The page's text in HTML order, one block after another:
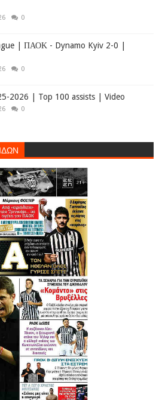
0
| ΠΑΟΚ - Dynamo Kyiv 2-0 |
0
2026 | Top 100 assists | Video
0